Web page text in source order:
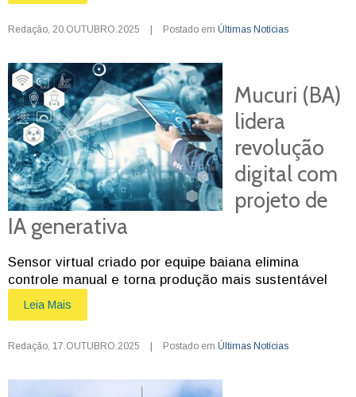
Redação 20.OUTUBRO.2025 | Postado em Últimas Notícias
Mucuri (BA)
lidera
revolução
digital com
projeto de
IA generativa
Sensor virtual criado por equipe baiana elimina
controle manual e torna produção mais sustentável
Leia Mais
Redação 17.OUTUBRO.2025 | Postado em Últimas Notícias